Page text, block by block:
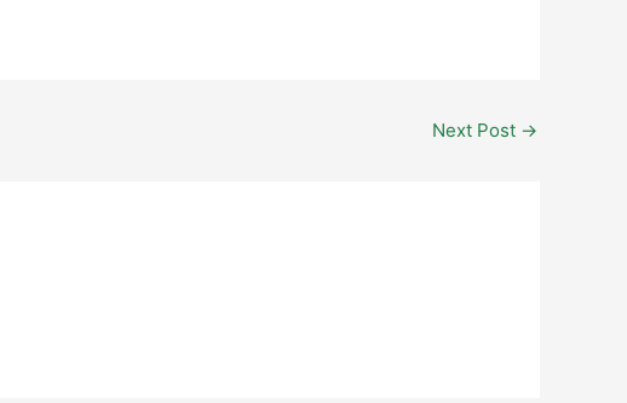
Next Post →